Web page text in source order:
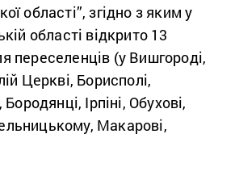
області”, згідно з яким у
області відкрито 13
переселенців (у Вишгороді,
Церкві, Борисполі,
Ірпіні, Обухові,
Макарові,